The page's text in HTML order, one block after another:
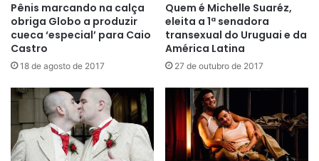
Pênis marcando na calça
obriga Globo a produzir
cueca ‘especial’ para Caio
Castro
18 de agosto de 2017
Quem é Michelle Suaréz,
eleita a 1ª senadora
transexual do Uruguai e da
América Latina
27 de outubro de 2017